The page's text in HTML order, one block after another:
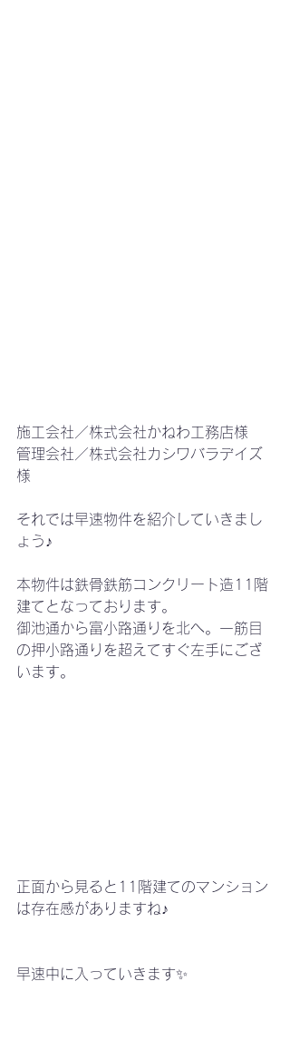
施工会社／株式会社かねわ工務店様
管理会社／株式会社カシワバラデイズ
様
それでは早速物件を紹介していきまし
ょう♪
本物件は鉄骨鉄筋コンクリート造11階
建てとなっております。
御池通から富小路通りを北へ。一筋目
の押小路通りを超えてすぐ左手にござ
います。
正面から見ると11階建てのマンション
は存在感がありますね♪
早速中に入っていきます✨